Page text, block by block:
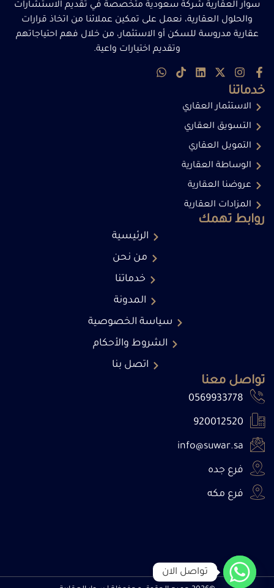
سوار العقارية شركة سعودية متخصصة في تقديم الاستشارات
والحلول العقارية، نعمل على تمكين عملائنا من اتخاذ قرارات
عقارية مدروسة للسكن أو الاستثمار، من خلال فهم احتياجاتهم
وتقديم اختيارات واعية.
روابط تهمك
الرئيسية
من نحن
خدماتنا
المدونة
سياسة الخصوصية
الشروط والأحكام
اتصل بنا
خدماتنا
الاستثمار العقاري
التسويق العقاري
التمويل العقاري
الوساطة العقارية
عروضنا العقارية
المزادات العقارية
تواصل معنا
0569933778
920012520
info@suwar.sa
فرع جده
فرع مكه
تواصل الان